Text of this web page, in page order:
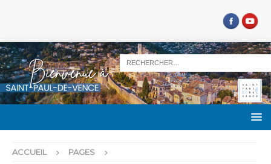
ACCUEIL PAGES